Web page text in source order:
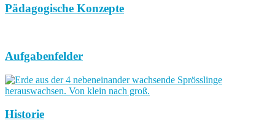
Pädagogische Konzepte
Aufgabenfelder
Historie